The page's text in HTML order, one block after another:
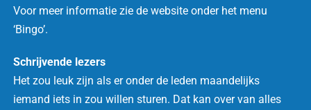
Voor meer informatie zie de website onder het menu
‘Bingo’.
Schrijvende lezers
Het zou leuk zijn als er onder de leden maandelijks
iemand iets in zou willen sturen. Dat kan over van alles